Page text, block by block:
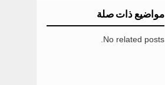
مواضيع ذات صلة
No related posts.